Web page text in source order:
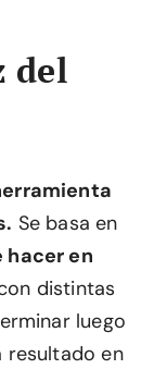
del
Se basa en
hacer en
distintas
luego
resultado en